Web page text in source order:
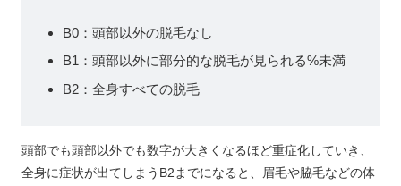
B0：頭部以外の脱毛なし
B1：頭部以外に部分的な脱毛が見られる%未満
B2：全身すべての脱毛
頭部でも頭部以外でも数字が大きくなるほど重症化していき、
全身に症状が出てしまうB2までになると、眉毛や脇毛などの体